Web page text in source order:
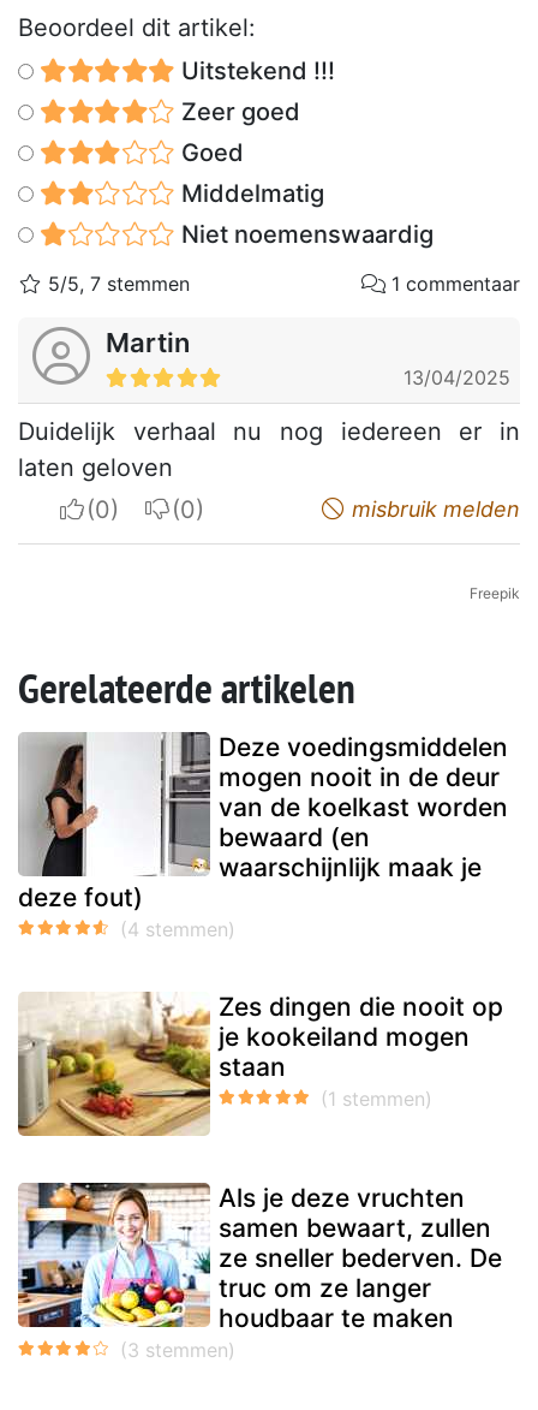
Beoordeel dit artikel:
Uitstekend !!!
Zeer goed
Goed
Middelmatig
Niet noemenswaardig
5/5, 7 stemmen 1 commentaar
Martin
13/04/2025
Duidelijk verhaal nu nog iedereen er in
laten geloven
I apreciateI do not appreciatemisbruik melden
Freepik
Gerelateerde artikelen
Deze voedingsmiddelen
mogen nooit in de deur
van de koelkast worden
bewaard (en
waarschijnlijk maak je
deze fout)
Zes dingen die nooit op
je kookeiland mogen
staan
Als je deze vruchten
samen bewaart, zullen
ze sneller bederven. De
truc om ze langer
houdbaar te maken